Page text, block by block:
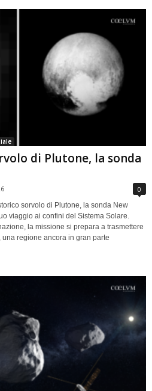
di Plutone, la sonda
0
sorvolo di Plutone, la sonda New
viaggio ai confini del Sistema Solare.
la missione si prepara a trasmettere
regione ancora in gran parte